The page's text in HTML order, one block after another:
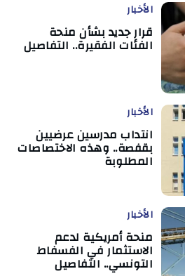
الأخبار
قرار جديد بشأن منحة
الفئات الفقيرة.. التفاصيل
الأخبار
انتداب مدرسين عرضيين
بقفصة.. وهذه الاختصاصات
المطلوبة
الأخبار
منحة أمريكية لدعم
الاستثمار في الفسفاط
التونسي.. التفاصيل